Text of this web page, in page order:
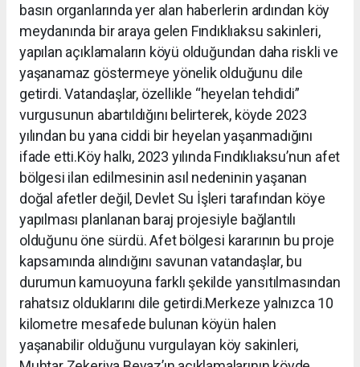
basın organlarında yer alan haberlerin ardından köy
meydanında bir araya gelen Fındıklıaksu sakinleri,
yapılan açıklamaların köyü olduğundan daha riskli ve
yaşanamaz göstermeye yönelik olduğunu dile
getirdi. Vatandaşlar, özellikle “heyelan tehdidi”
vurgusunun abartıldığını belirterek, köyde 2023
yılından bu yana ciddi bir heyelan yaşanmadığını
ifade etti.Köy halkı, 2023 yılında Fındıklıaksu’nun afet
bölgesi ilan edilmesinin asıl nedeninin yaşanan
doğal afetler değil, Devlet Su İşleri tarafından köye
yapılması planlanan baraj projesiyle bağlantılı
olduğunu öne sürdü. Afet bölgesi kararının bu proje
kapsamında alındığını savunan vatandaşlar, bu
durumun kamuoyuna farklı şekilde yansıtılmasından
rahatsız olduklarını dile getirdi.Merkeze yalnızca 10
kilometre mesafede bulunan köyün halen
yaşanabilir olduğunu vurgulayan köy sakinleri,